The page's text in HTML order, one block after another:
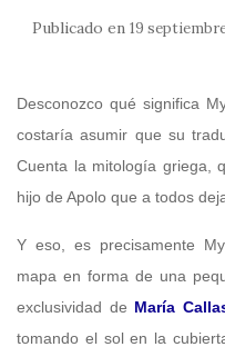
Publicado en 19
Desconozco qué significa
costaría asumir que su
Cuenta la mitología griega,
hijo de Apolo que a todos
Y eso, es precisamente
mapa en forma de una
exclusividad de María
tomando el sol en la